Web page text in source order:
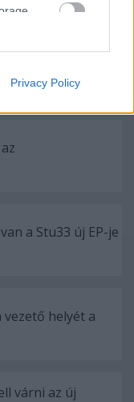
other
Privacy Policy
a Stu33 új EP-je
helyét a
várni az új